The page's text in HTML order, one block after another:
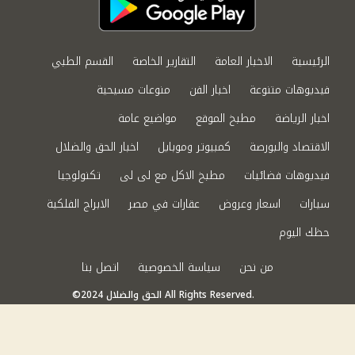
الرئيسية الاخبار العامة التقارير الخاصة
القسم الطبي
فيديوهات متنوعة
اخبار الفن
منوعات مسيحية
اخبار الرياضة
مطبخ الموقع
مواضيع عامة
الاقتصاد والبورصة
كمبيوتر وموبايل
اخبار الحق والضلال
فيديوهات فضائيات
مطبخ الاكل مع لى لى
تكنولوجيا
سيارات
اسعار وعروض عقارات في مصر
الابراج الفلكية
حظك اليوم
من نحن
سياسة الخصوصية اتصل بنا
©2024 الحق والضلال All Rights Reserved.